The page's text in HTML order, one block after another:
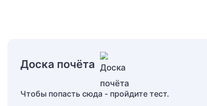
Доска почёта
Чтобы попасть сюда - пройдите тест.